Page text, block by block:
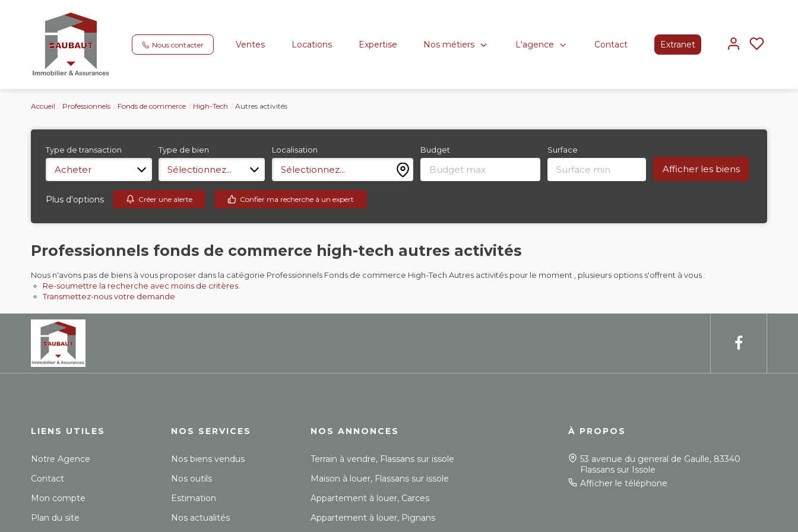
Nous contacter Ventes Locations Expertise Nos métiers L'agence Contact Extranet
Accueil Professionnels Fonds de commerce High-Tech Autres activités
Type de transaction
Acheter
Type de bien
Sélectionnez...
Localisation
Sélectionnez...
Budget Surface
Plus d'options Créer une alerte Confier ma recherche à un expert
Professionnels fonds de commerce high-tech autres activités
Nous n'avons pas de biens à vous proposer dans la catégorie Professionnels Fonds de commerce High-Tech Autres activités pour le moment , plusieurs options s'offrent à vous :
Re-soumettre la recherche avec moins de critères.
Transmettez-nous votre demande
LIENS UTILES
Notre Agence
Contact
Mon compte
Plan du site
NOS SERVICES
Nos biens vendus
Nos outils
Estimation
Nos actualités
NOS ANNONCES
Terrain à vendre, Flassans sur issole
Maison à louer, Flassans sur issole
Appartement à louer, Carces
Appartement à louer, Pignans
À PROPOS
53 avenue du general de Gaulle, 83340
Flassans sur Issole
Afficher le téléphone